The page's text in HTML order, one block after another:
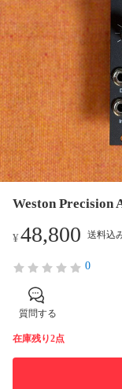
Weston
¥48,800 送料込
0
質問する
在庫残り2点